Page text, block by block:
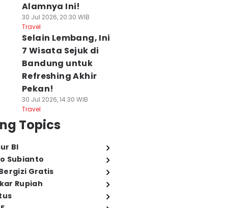
Alamnya Ini!
30 Jul 2026, 20:30 WIB
Travel
Selain Lembang, Ini
7 Wisata Sejuk di
Bandung untuk
Refreshing Akhir
Pekan!
30 Jul 2026, 14:30 WIB
Travel
Topics
BI
Subianto
Gratis
Rupiah